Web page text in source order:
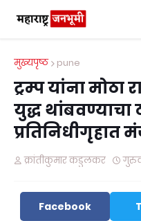
मुख्यपृष्ठ pune
ट्रम्प यांना
युद्ध
प्रतिनिधीगृहात
क्रांतीकुमार कडुलकर
Facebook